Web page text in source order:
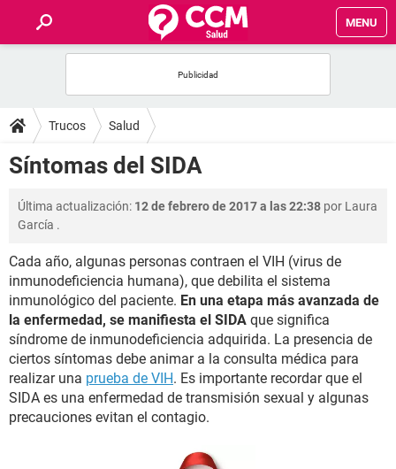
MENU
FOROS
SALUD
FAMILIA
BIENESTAR
SEXUALIDAD
GLOSARIO
Trucos Salud
Síntomas del SIDA
Última actualización: 12 de febrero de 2017 a las 22:38 por Laura
García .
Cada año, algunas personas contraen el VIH (virus de
inmunodeficiencia humana), que debilita el sistema
inmunológico del paciente. En una etapa más avanzada de
la enfermedad, se manifiesta el SIDA que significa
síndrome de inmunodeficiencia adquirida. La presencia de
ciertos síntomas debe animar a la consulta médica para
realizar una prueba de VIH. Es importante recordar que el
SIDA es una enfermedad de transmisión sexual y algunas
precauciones evitan el contagio.